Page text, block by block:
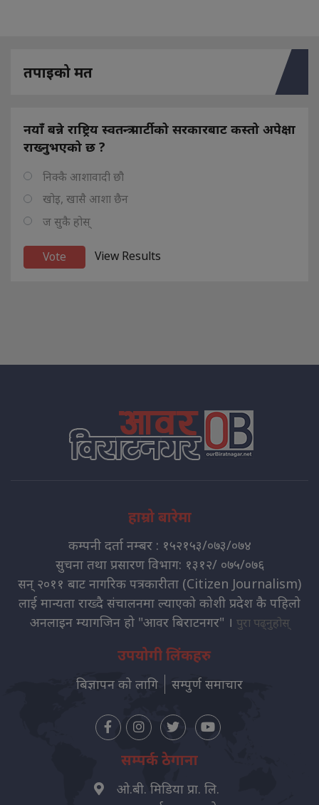
तपाइको मत
नयाँ बन्ने राष्ट्रिय स्वतन्त्र पार्टीको सरकारबाट कस्तो अपेक्षा
राख्नुभएको छ ?
निक्कै आशावादी छौ
खोइ, खासै आशा छैन
ज सुकै होस्
View Results
हाम्रो बारेमा
कम्पनी दर्ता नम्बर : १५२१५३/०७३/०७४
सुचना तथा प्रसारण विभाग: १३१२/ ०७५/०७६
सन् २०११ बाट नागरिक पत्रकारीता (Citizen Journalism)
लाई मान्यता राख्दै संचालनमा ल्याएको कोशी प्रदेश कै पहिलो
अनलाइन म्यागजिन हो "आवर बिराटनगर" । पुरा पढ्नुहोस्
उपयोगी लिंकहरु
बिज्ञापन को लागि सम्पुर्ण समाचार
सम्पर्क ठेगाना
ओ.बी. मिडिया प्रा. लि.